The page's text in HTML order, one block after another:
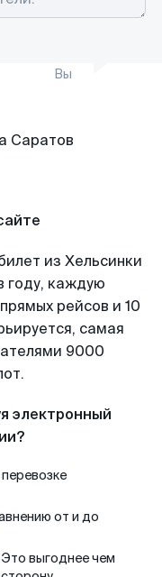
Вы
из Хельсинки
году, каждую
рейсов и 10
самая
9000
электронный
от и до
Это выгоднее чем